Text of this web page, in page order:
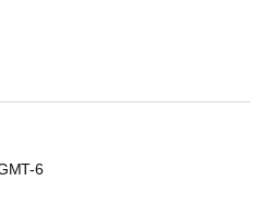
6